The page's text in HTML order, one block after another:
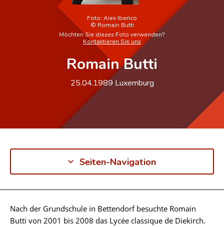
Häufige Fragen und Antworten
Foto: Alex Iberico
© Romain Butti
Möchten Sie dieses Foto verwenden?
Kontaktieren Sie uns
Romain Butti
25.04.1989 Luxemburg
Seiten-Navigation
Biographie
Nach der Grundschule in Bettendorf besuchte Romain
Butti von 2001 bis 2008 das Lycée classique de Diekirch.